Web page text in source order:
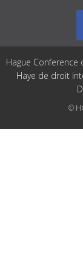
Hague Conference
Haye de droit
©